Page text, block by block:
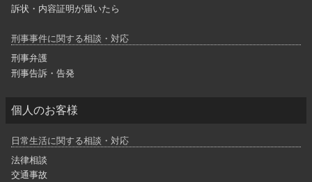
訴状・内容証明が届いたら
刑事事件に関する相談・対応
刑事弁護
刑事告訴・告発
個人のお客様
日常生活に関する相談・対応
法律相談
交通事故